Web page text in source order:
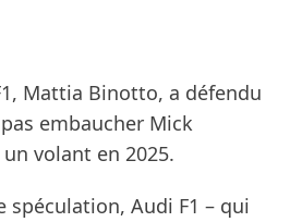
Mattia Binotto, a défendu
embaucher Mick
volant en 2025.
spéculation, Audi F1 – qui